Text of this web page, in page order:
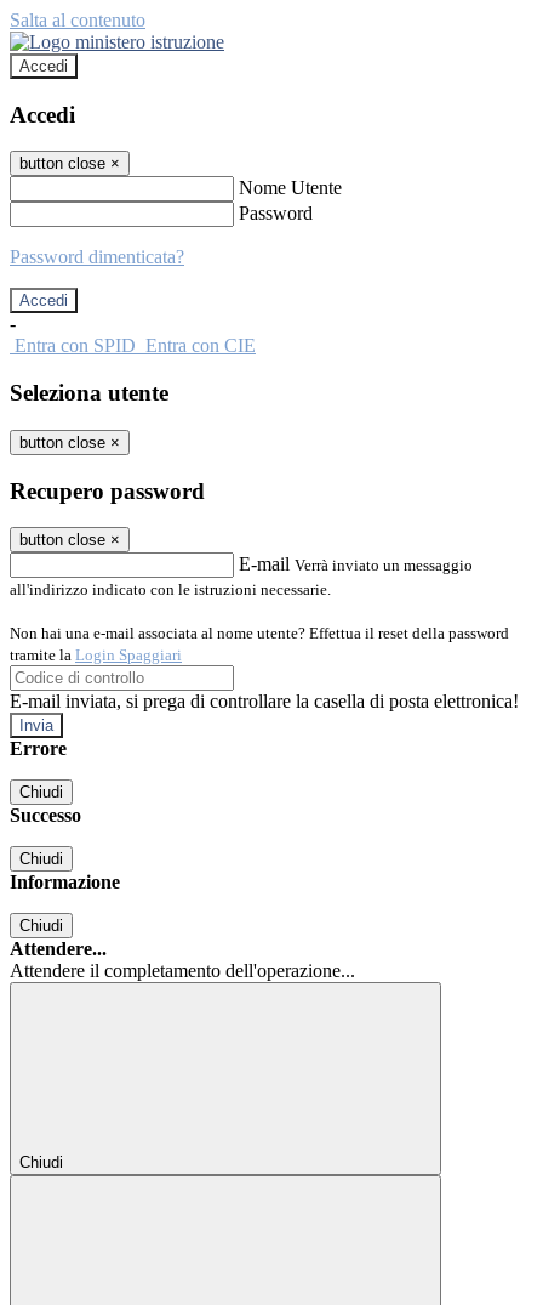
Salta al contenuto
Accedi
Accedi
button close ×
Nome Utente
Password
Password dimenticata?
-
Entra con SPID Entra con CIE
Seleziona utente
button close ×
Recupero password
button close ×
E-mail Verrà inviato un messaggio
all'indirizzo indicato con le istruzioni necessarie.
Non hai una e-mail associata al nome utente? Effettua il reset della password
tramite la Login Spaggiari
E-mail inviata, si prega di controllare la casella di posta elettronica!
Errore
Chiudi
Successo
Chiudi
Informazione
Chiudi
Attendere...
Attendere il completamento dell'operazione...
Chiudi